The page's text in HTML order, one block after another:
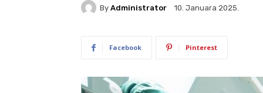
By Administrator 10. Januara 2025.
Facebook Pinterest